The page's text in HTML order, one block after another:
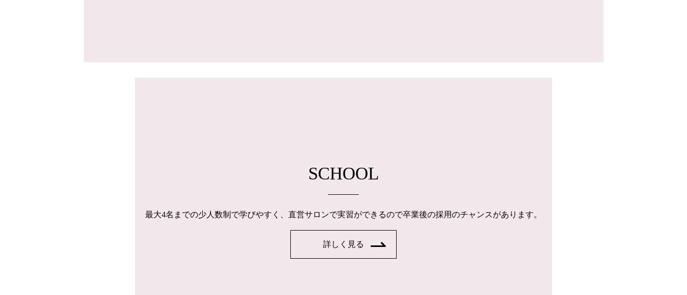
SCHOOL
最大4名までの少人数制で学びやすく、直営サロンで実習ができるので卒業後の採用のチャンスがあります。
詳しく見る